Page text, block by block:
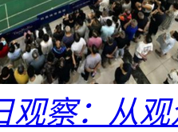
观察：从